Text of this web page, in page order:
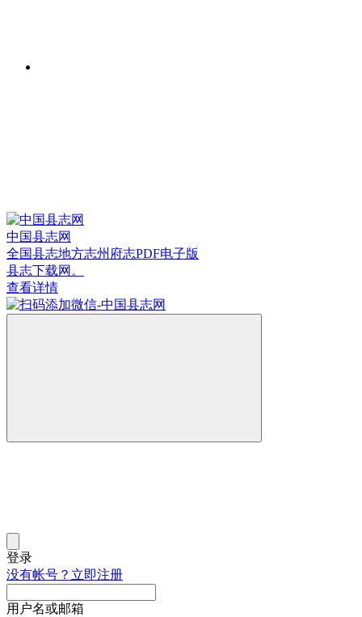
中国县志网
全国县志地方志州府志PDF电子版
县志下载网。
查看详情
登录
没有帐号？立即注册
用户名或邮箱